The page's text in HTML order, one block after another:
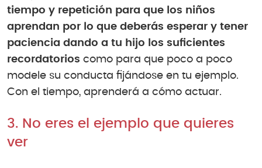
tiempo y repetición para que los niños
aprendan por lo que deberás esperar y tener
paciencia dando a tu hijo los suficientes
recordatorios como para que poco a poco
modele su conducta fijándose en tu ejemplo.
Con el tiempo, aprenderá a cómo actuar.
3. No eres el ejemplo que quieres
ver